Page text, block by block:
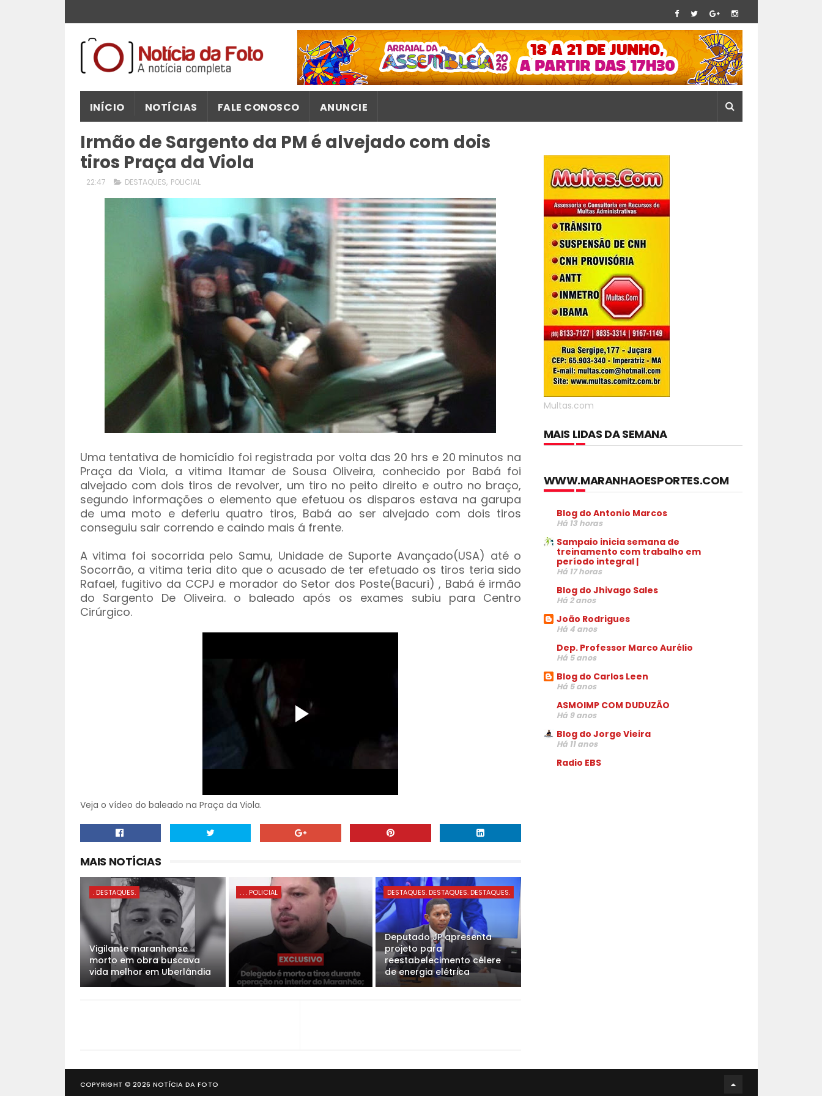
INÍCIO NOTÍCIAS FALE CONOSCO ANUNCIE
Irmão de Sargento da PM é alvejado com dois
tiros Praça da Viola
22:47 DESTAQUES, POLICIAL
Uma tentativa de homicídio foi registrada por volta das 20 hrs e 20 minutos na
Praça da Viola, a vitima Itamar de Sousa Oliveira, conhecido por Babá foi
alvejado com dois tiros de revolver, um tiro no peito direito e outro no braço,
segundo informações o elemento que efetuou os disparos estava na garupa
de uma moto e deferiu quatro tiros, Babá ao ser alvejado com dois tiros
conseguiu sair correndo e caindo mais á frente.
A vitima foi socorrida pelo Samu, Unidade de Suporte Avançado(USA) até o
Socorrão, a vitima teria dito que o acusado de ter efetuado os tiros teria sido
Rafael, fugitivo da CCPJ e morador do Setor dos Poste(Bacuri) , Babá é irmão
do Sargento De Oliveira. o baleado após os exames subiu para Centro
Cirúrgico.
Veja o vídeo do baleado na Praça da Viola.
MAIS NOTÍCIAS
. DESTAQUES.
Vigilante maranhense
morto em obra buscava
vida melhor em Uberlândia
. . . POLICIAL DESTAQUES. DESTAQUES. DESTAQUES.
Deputado JP apresenta
projeto para
reestabelecimento célere
de energia elétrica
Multas.com
MAIS LIDAS DA SEMANA
WWW.MARANHAOESPORTES.COM
Blog do Antonio Marcos
Há 13 horas
Sampaio inicia semana de
treinamento com trabalho em
período integral |
Há 17 horas
Blog do Jhivago Sales
Há 2 anos
João Rodrigues
Há 4 anos
Dep. Professor Marco Aurélio
Há 5 anos
Blog do Carlos Leen
Há 5 anos
ASMOIMP COM DUDUZÃO
Há 9 anos
Blog do Jorge Vieira
Há 11 anos
Radio EBS
COPYRIGHT ©2026 NOTÍCIA DA FOTO